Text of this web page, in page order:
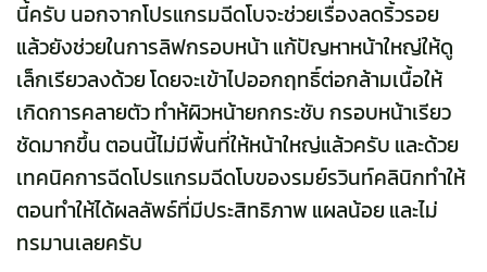
นี้ครับ นอกจากโปรแกรมฉีดโบจะช่วยเรื่องลดริ้วรอย
แล้วยังช่วยในการลิฟกรอบหน้า แก้ปัญหาหน้าใหญ่ให้ดู
เล็กเรียวลงด้วย โดยจะเข้าไปออกฤทธิ์ต่อกล้ามเนื้อให้
เกิดการคลายตัว ทำห้ผิวหน้ายกกระชับ กรอบหน้าเรียว
ชัดมากขึ้น ตอนนี้ไม่มีพื้นที่ให้หน้าใหญ่แล้วครับ และด้วย
เทคนิคการฉีดโปรแกรมฉีดโบของรมย์รวินท์คลินิกทำให้
ตอนทำให้ได้ผลลัพธ์ที่มีประสิทธิภาพ แผลน้อย และไม่
ทรมานเลยครับ